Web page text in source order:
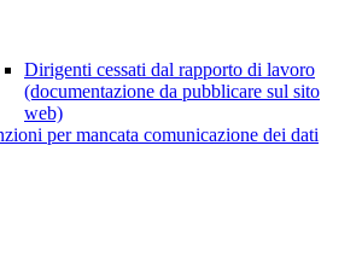
Dirigenti cessati dal rapporto di lavoro
(documentazione da pubblicare sul sito
web)
per mancata comunicazione dei dati